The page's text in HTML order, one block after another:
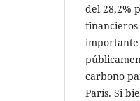
del 28,2%
financieros
importante
carbono
París. Si